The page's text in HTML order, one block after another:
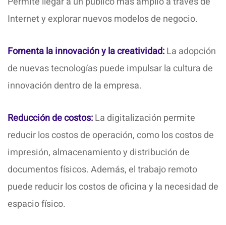
Internet y explorar nuevos modelos de negocio.
Fomenta la innovación y la creatividad:La adopción
de nuevas tecnologías puede impulsar la cultura de
innovación dentro de la empresa.
Reducción de costos:La digitalización permite
reducir los costos de operación, como los costos de
impresión, almacenamiento y distribución de
documentos físicos. Además, el trabajo remoto
puede reducir los costos de oficina y la necesidad de
espacio físico.